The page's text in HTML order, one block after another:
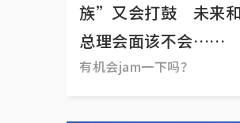
族”又会打鼓 未来
总理会面该不会……
有机会jam一下吗？